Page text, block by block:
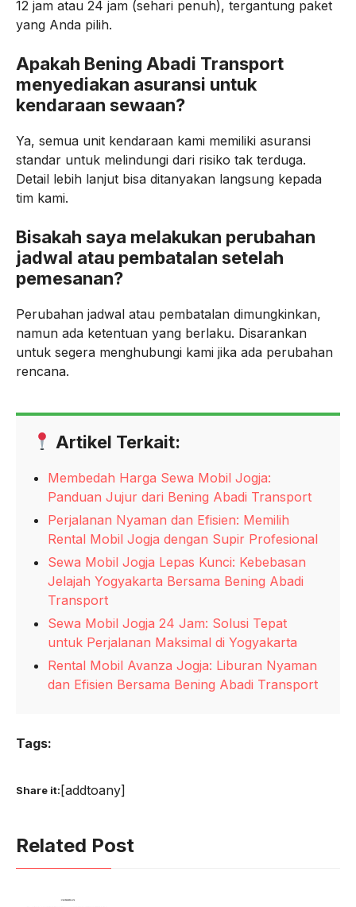
12 jam atau 24 jam (sehari penuh), tergantung paket
yang Anda pilih.
Apakah Bening Abadi Transport
menyediakan asuransi untuk
kendaraan sewaan?
Ya, semua unit kendaraan kami memiliki asuransi
standar untuk melindungi dari risiko tak terduga.
Detail lebih lanjut bisa ditanyakan langsung kepada
tim kami.
Bisakah saya melakukan perubahan
jadwal atau pembatalan setelah
pemesanan?
Perubahan jadwal atau pembatalan dimungkinkan,
namun ada ketentuan yang berlaku. Disarankan
untuk segera menghubungi kami jika ada perubahan
rencana.
Artikel Terkait:
Membedah Harga Sewa Mobil Jogja:
Panduan Jujur dari Bening Abadi Transport
Perjalanan Nyaman dan Efisien: Memilih
Rental Mobil Jogja dengan Supir Profesional
Sewa Mobil Jogja Lepas Kunci: Kebebasan
Jelajah Yogyakarta Bersama Bening Abadi
Transport
Sewa Mobil Jogja 24 Jam: Solusi Tepat
untuk Perjalanan Maksimal di Yogyakarta
Rental Mobil Avanza Jogja: Liburan Nyaman
dan Efisien Bersama Bening Abadi Transport
Tags:
Share it: [addtoany]
Related Post